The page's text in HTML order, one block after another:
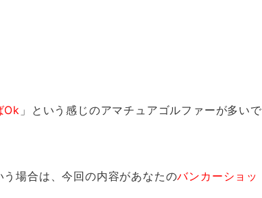
Ok 」という感じのアマチュアゴルファーが多いで
場合は、今回の内容があなたのバンカーショッ